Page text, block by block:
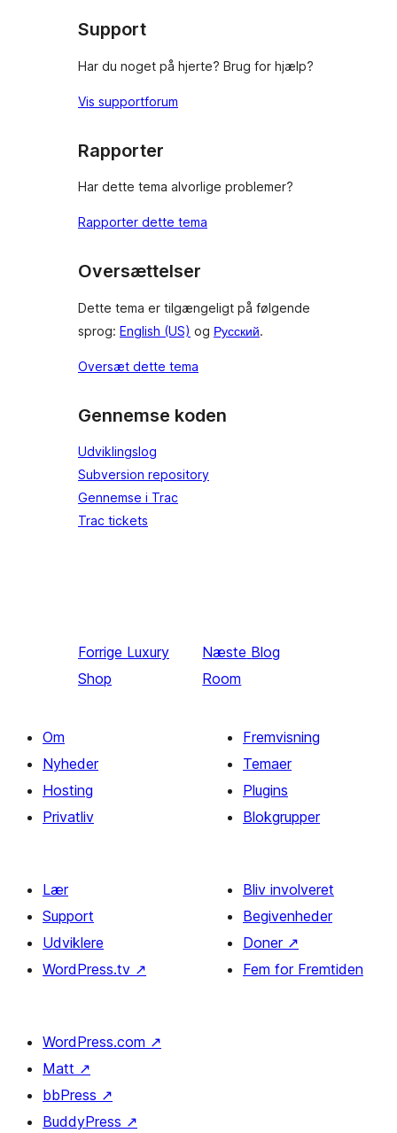
Support
Har du noget på hjerte? Brug for hjælp?
Vis supportforum
Rapporter
Har dette tema alvorlige problemer?
Rapporter dette tema
Oversættelser
Dette tema er tilgængeligt på følgende
sprog: English (US) og Русский.
Oversæt dette tema
Gennemse koden
Udviklingslog
Subversion repository
Gennemse i Trac
Trac tickets
Forrige Luxury
Shop
Næste Blog
Room
Om
Nyheder
Hosting
Privatliv
Fremvisning
Temaer
Plugins
Blokgrupper
Lær
Support
Udviklere
WordPress.tv ↗
Bliv involveret
Begivenheder
Doner ↗
Fem for Fremtiden
WordPress.com ↗
Matt ↗
bbPress ↗
BuddyPress ↗